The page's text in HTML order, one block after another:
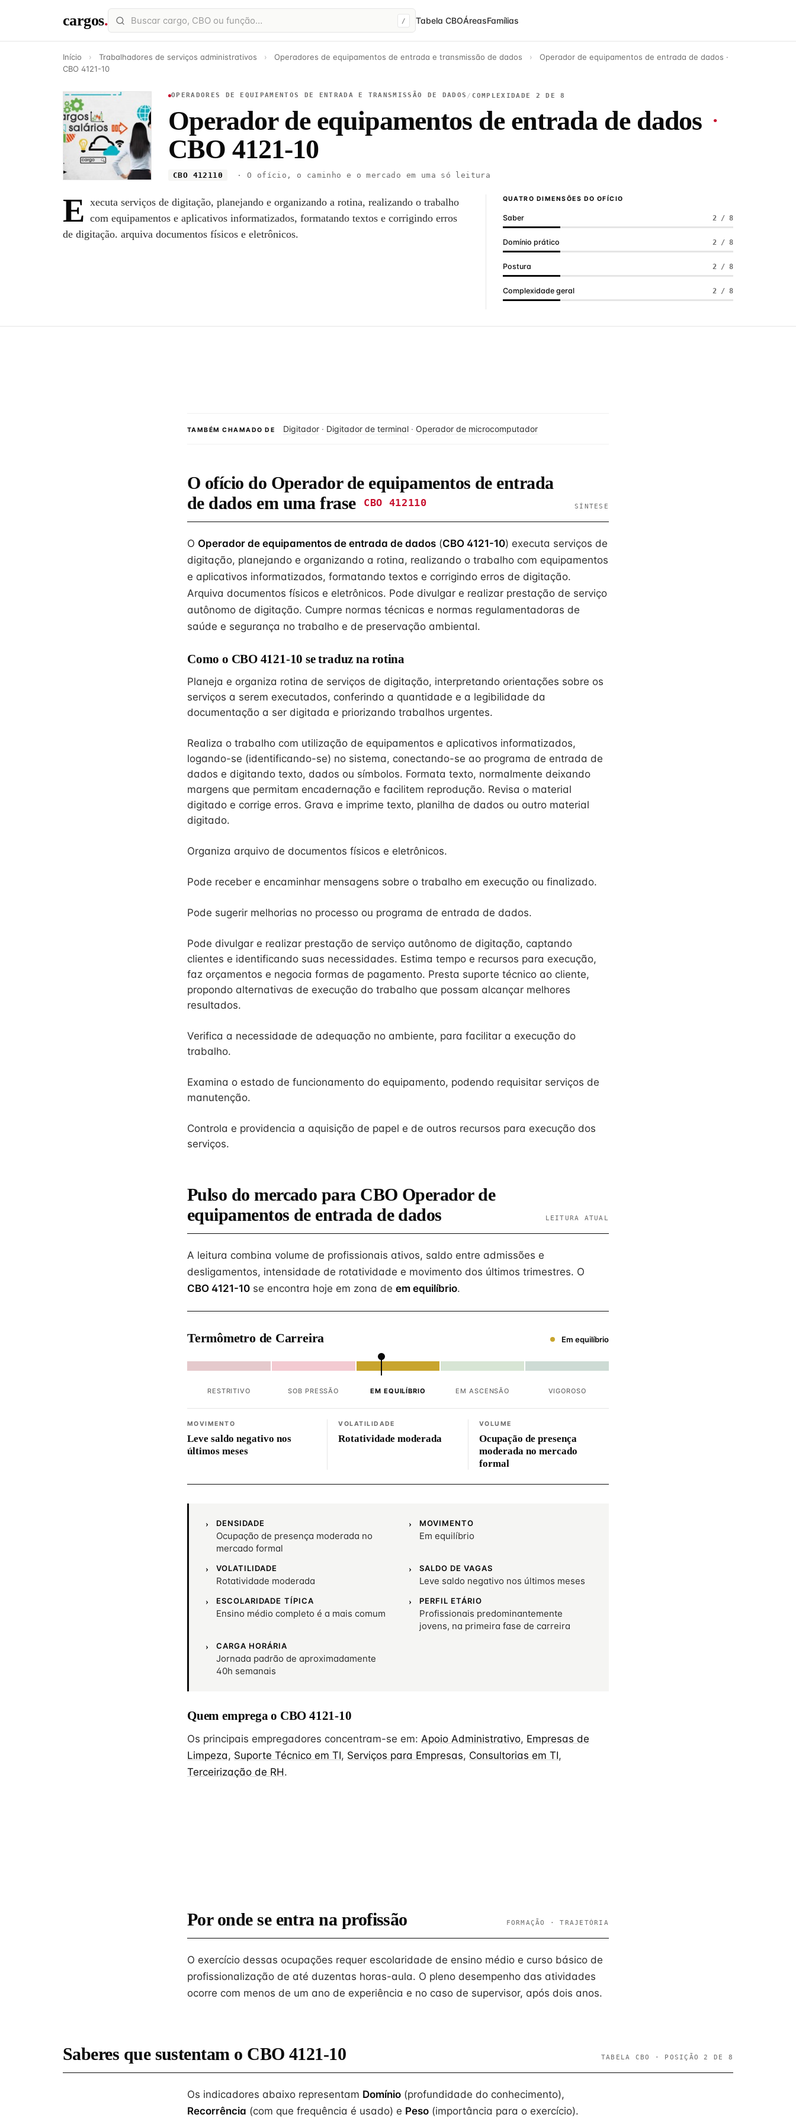
cargos. / Tabela CBOÁreasFamílias
Início › Trabalhadores de serviços administrativos › Operadores de equipamentos de entrada e transmissão de dados ›
Operador de equipamentos de entrada de dados ·
CBO 4121-10
OPERADORES DE EQUIPAMENTOS DE ENTRADA E TRANSMISSÃO DE DADOS / COMPLEXIDADE 2 DE 8
Operador de equipamentos de entrada de dados ·
CBO 4121-10
CBO 412110 · O ofício, o caminho e o mercado em uma só leitura
E xecuta serviços de digitação, planejando e organizando a rotina, realizando o trabalho
com equipamentos e aplicativos informatizados, formatando textos e corrigindo erros
de digitação. arquiva documentos físicos e eletrônicos.
QUATRO DIMENSÕES DO OFÍCIO
Saber 2 / 8
Domínio prático 2 / 8
Postura 2 / 8
Complexidade geral 2 / 8
TAMBÉM CHAMADO DE Digitador · Digitador de terminal · Operador de microcomputador
O ofício do Operador de equipamentos de entrada
de dados em uma frase
CBO 412110 SÍNTESE
O Operador de equipamentos de entrada de dados (CBO 4121-10) executa serviços de
digitação, planejando e organizando a rotina, realizando o trabalho com equipamentos
e aplicativos informatizados, formatando textos e corrigindo erros de digitação.
Arquiva documentos físicos e eletrônicos. Pode divulgar e realizar prestação de serviço
autônomo de digitação. Cumpre normas técnicas e normas regulamentadoras de
saúde e segurança no trabalho e de preservação ambiental.
Como o CBO 4121-10 se traduz na rotina
Planeja e organiza rotina de serviços de digitação, interpretando orientações sobre os
serviços a serem executados, conferindo a quantidade e a legibilidade da
documentação a ser digitada e priorizando trabalhos urgentes.
Realiza o trabalho com utilização de equipamentos e aplicativos informatizados,
logando-se (identificando-se) no sistema, conectando-se ao programa de entrada de
dados e digitando texto, dados ou símbolos. Formata texto, normalmente deixando
margens que permitam encadernação e facilitem reprodução. Revisa o material
digitado e corrige erros. Grava e imprime texto, planilha de dados ou outro material
digitado.
Organiza arquivo de documentos físicos e eletrônicos.
Pode receber e encaminhar mensagens sobre o trabalho em execução ou finalizado.
Pode sugerir melhorias no processo ou programa de entrada de dados.
Pode divulgar e realizar prestação de serviço autônomo de digitação, captando
clientes e identificando suas necessidades. Estima tempo e recursos para execução,
faz orçamentos e negocia formas de pagamento. Presta suporte técnico ao cliente,
propondo alternativas de execução do trabalho que possam alcançar melhores
resultados.
Verifica a necessidade de adequação no ambiente, para facilitar a execução do
trabalho.
Examina o estado de funcionamento do equipamento, podendo requisitar serviços de
manutenção.
Controla e providencia a aquisição de papel e de outros recursos para execução dos
serviços.
Pulso do mercado para CBO Operador de
equipamentos de entrada de dados
LEITURA ATUAL
A leitura combina volume de profissionais ativos, saldo entre admissões e
desligamentos, intensidade de rotatividade e movimento dos últimos trimestres. O
CBO 4121-10 se encontra hoje em zona de em equilíbrio.
Termômetro de Carreira Em equilíbrio
RESTRITIVO SOB PRESSÃO EM EQUILÍBRIO EM ASCENSÃO VIGOROSO
MOVIMENTO
Leve saldo negativo nos
últimos meses
VOLATILIDADE
Rotatividade moderada
VOLUME
Ocupação de presença
moderada no mercado
formal
DENSIDADE
Ocupação de presença moderada no
mercado formal
MOVIMENTO
Em equilíbrio
VOLATILIDADE
Rotatividade moderada
SALDO DE VAGAS
Leve saldo negativo nos últimos meses
ESCOLARIDADE TÍPICA
Ensino médio completo é a mais comum
PERFIL ETÁRIO
Profissionais predominantemente
jovens, na primeira fase de carreira
CARGA HORÁRIA
Jornada padrão de aproximadamente
40h semanais
Quem emprega o CBO 4121-10
Os principais empregadores concentram-se em: Apoio Administrativo, Empresas de
Limpeza, Suporte Técnico em TI, Serviços para Empresas, Consultorias em TI,
Terceirização de RH.
Por onde se entra na profissão FORMAÇÃO · TRAJETÓRIA
O exercício dessas ocupações requer escolaridade de ensino médio e curso básico de
profissionalização de até duzentas horas-aula. O pleno desempenho das atividades
ocorre com menos de um ano de experiência e no caso de supervisor, após dois anos.
Saberes que sustentam o CBO 4121-10 TABELA CBO · POSIÇÃO 2 DE 8
Os indicadores abaixo representam Domínio (profundidade do conhecimento),
Recorrência (com que frequência é usado) e Peso (importância para o exercício).